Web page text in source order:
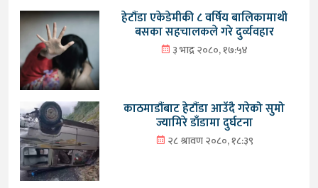
हेटौंडा एकेडेमीकी ८ वर्षिय बालिकामाथी
बसका सहचालकले गरे दुर्व्यवहार
३ भाद्र २०८०, १७:५४
काठमाडौंबाट हेटौंडा आउँदै गरेको सुमो
ज्यामिरे डाँडामा दुर्घटना
२८ श्रावण २०८०, १८:३९